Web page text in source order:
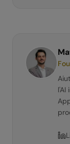
l'AI